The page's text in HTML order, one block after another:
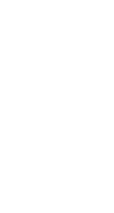
ne
de la
de la